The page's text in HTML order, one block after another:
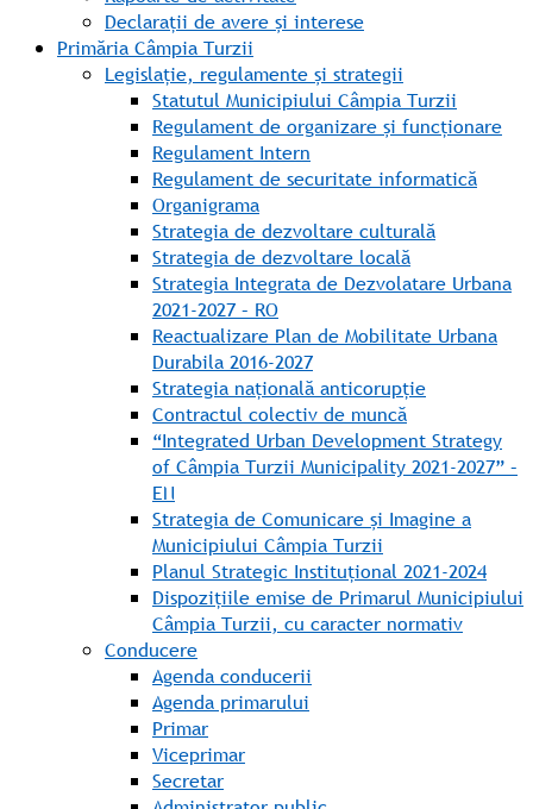
Declarații de avere și interese
Primăria Câmpia Turzii
Legislație, regulamente și strategii
Statutul Municipiului Câmpia Turzii
Regulament de organizare și funcționare
Regulament Intern
Regulament de securitate informatică
Organigrama
Strategia de dezvoltare culturală
Strategia de dezvoltare locală
Strategia Integrata de Dezvolatare Urbana
2021-2027 – RO
Reactualizare Plan de Mobilitate Urbana
Durabila 2016-2027
Strategia națională anticorupție
Contractul colectiv de muncă
“Integrated Urban Development Strategy
of Câmpia Turzii Municipality 2021-2027” –
EN
Strategia de Comunicare și Imagine a
Municipiului Câmpia Turzii
Planul Strategic Instituțional 2021-2024
Dispozițiile emise de Primarul Municipiului
Câmpia Turzii, cu caracter normativ
Conducere
Agenda conducerii
Agenda primarului
Primar
Viceprimar
Secretar